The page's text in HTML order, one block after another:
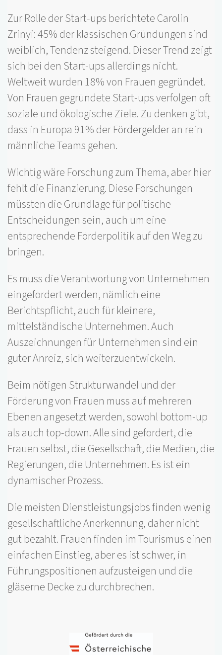
Zur Rolle der Start-ups berichtete Carolin
Zrinyi: 45% der klassischen Gründungen sind
weiblich, Tendenz steigend. Dieser Trend zeigt
sich bei den Start-ups allerdings nicht.
Weltweit wurden 18% von Frauen gegründet.
Von Frauen gegründete Start-ups verfolgen oft
soziale und ökologische Ziele. Zu denken gibt,
dass in Europa 91% der Fördergelder an rein
männliche Teams gehen.
Wichtig wäre Forschung zum Thema, aber hier
fehlt die Finanzierung. Diese Forschungen
müssten die Grundlage für politische
Entscheidungen sein, auch um eine
entsprechende Förderpolitik auf den Weg zu
bringen.
Es muss die Verantwortung von Unternehmen
eingefordert werden, nämlich eine
Berichtspflicht, auch für kleinere,
mittelständische Unternehmen. Auch
Auszeichnungen für Unternehmen sind ein
guter Anreiz, sich weiterzuentwickeln.
Beim nötigen Strukturwandel und der
Förderung von Frauen muss auf mehreren
Ebenen angesetzt werden, sowohl bottom-up
als auch top-down. Alle sind gefordert, die
Frauen selbst, die Gesellschaft, die Medien, die
Regierungen, die Unternehmen. Es ist ein
dynamischer Prozess.
Die meisten Dienstleistungsjobs finden wenig
gesellschaftliche Anerkennung, daher nicht
gut bezahlt. Frauen finden im Tourismus einen
einfachen Einstieg, aber es ist schwer, in
Führungspositionen aufzusteigen und die
gläserne Decke zu durchbrechen.